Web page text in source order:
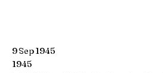
9Sep1945
1945